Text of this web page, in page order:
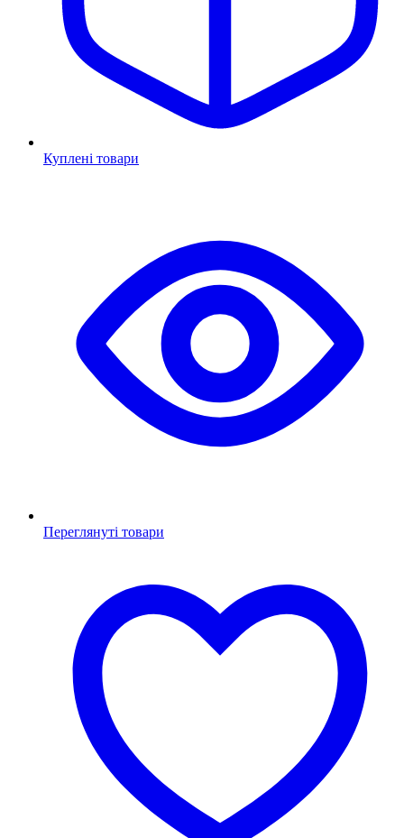
Куплені товари
Переглянуті товари